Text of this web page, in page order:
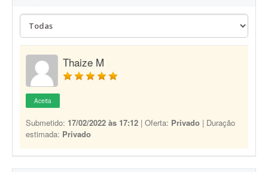
Thaize M
Aceita
Submetido: 17/02/2022 às 17:12 | Oferta: Privado | Duração
estimada: Privado